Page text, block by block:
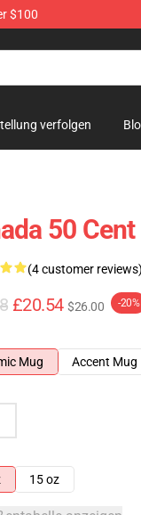
$100
verfolgen
50
(4 customer reviews)
£20.54 $26.00 -20%
Mug
Accent Mug
15 oz